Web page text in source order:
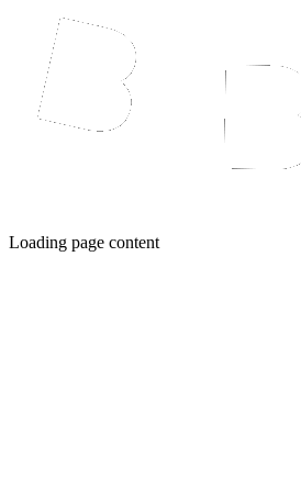
Loading page content